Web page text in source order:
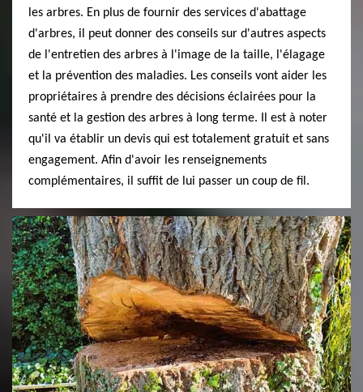
les arbres. En plus de fournir des services d'abattage
d'arbres, il peut donner des conseils sur d'autres aspects
de l'entretien des arbres à l'image de la taille, l'élagage
et la prévention des maladies. Les conseils vont aider les
propriétaires à prendre des décisions éclairées pour la
santé et la gestion des arbres à long terme. Il est à noter
qu'il va établir un devis qui est totalement gratuit et sans
engagement. Afin d'avoir les renseignements
complémentaires, il suffit de lui passer un coup de fil.